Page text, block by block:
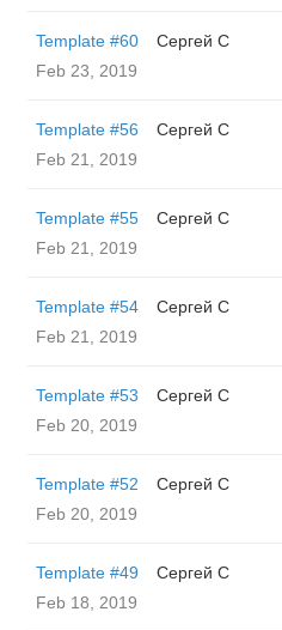
Template #60
Сергей С
Feb 23, 2019
Template #56
Сергей С
Feb 21, 2019
Template #55
Сергей С
Feb 21, 2019
Template #54
Сергей С
Feb 21, 2019
Template #53
Сергей С
Feb 20, 2019
Template #52
Сергей С
Feb 20, 2019
Template #49
Сергей С
Feb 18, 2019